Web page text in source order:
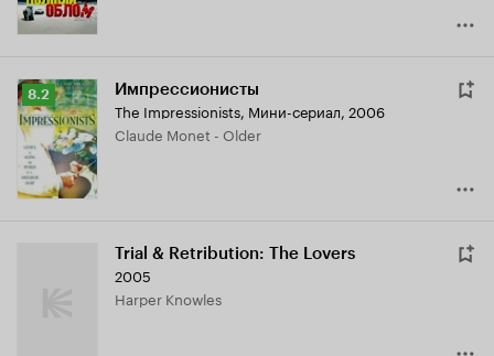
Рейтинг
Кинопоиска
8.2
8.2 Импрессионисты
The Impressionists, Мини-сериал, 2006
Claude Monet - Older
Trial & Retribution: The Lovers
2005
Harper Knowles